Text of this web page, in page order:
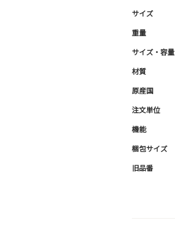
サイズ
重量
サイズ・容量
材質
原産国
注文単位
機能
梱包サイズ
旧品番